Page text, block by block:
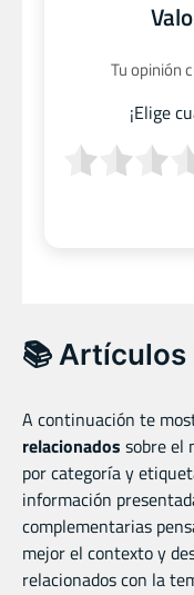
Tu opinión
¡Elige
📚 Artículos
A continuación te
relacionados sobre el
por categoría y
información
complementarias
mejor el contexto y
relacionados con la